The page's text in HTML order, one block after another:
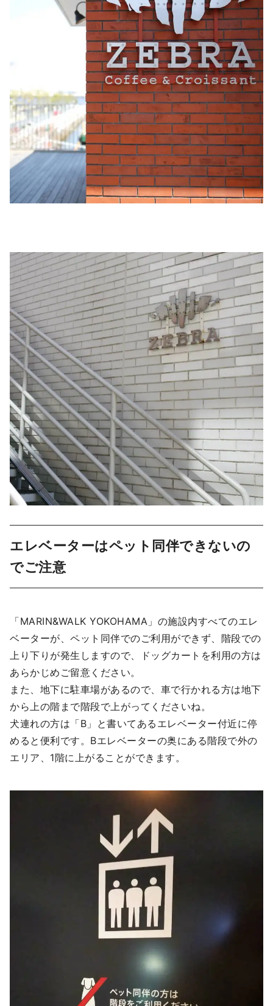
エレベーターはペット同伴できないの
でご注意
「MARIN&WALK YOKOHAMA」の施設内すべてのエレ
ベーターが、ペット同伴でのご利用ができず、階段での
上り下りが発生しますので、ドッグカートを利用の方は
あらかじめご留意ください。
また、地下に駐車場があるので、車で行かれる方は地下
から上の階まで階段で上がってくださいね。
犬連れの方は「B」と書いてあるエレベーター付近に停
めると便利です。Bエレベーターの奥にある階段で外の
エリア、1階に上がることができます。